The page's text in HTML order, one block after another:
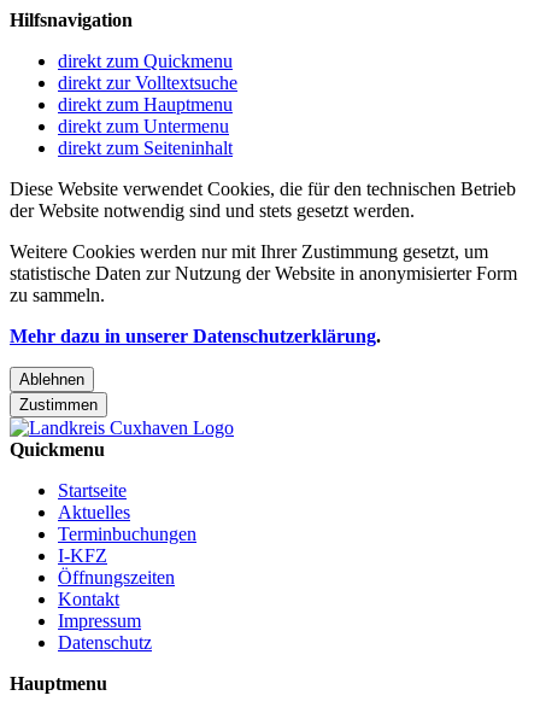
Hilfsnavigation
direkt zum Quickmenu
direkt zur Volltextsuche
direkt zum Hauptmenu
direkt zum Untermenu
direkt zum Seiteninhalt
Diese Website verwendet Cookies, die für den technischen Betrieb
der Website notwendig sind und stets gesetzt werden.
Weitere Cookies werden nur mit Ihrer Zustimmung gesetzt, um
statistische Daten zur Nutzung der Website in anonymisierter Form
zu sammeln.
Mehr dazu in unserer Datenschutzerklärung.
Ablehnen
Zustimmen
Quickmenu
Startseite
Aktuelles
Terminbuchungen
I-KFZ
Öffnungszeiten
Kontakt
Impressum
Datenschutz
Hauptmenu